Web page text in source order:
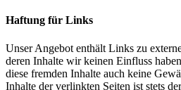
Haftung für Links
Unser Angebot enthält Links zu
deren Inhalte wir keinen Einfluss
diese fremden Inhalte auch keine
Inhalte der verlinkten Seiten ist stets